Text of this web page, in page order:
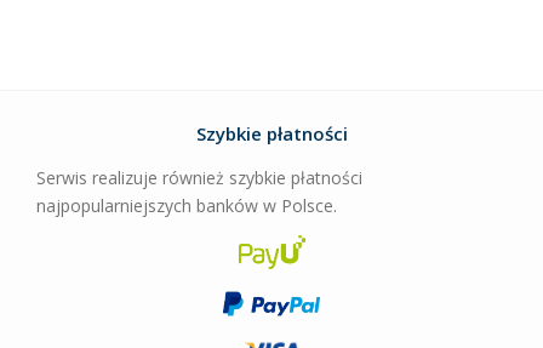
Szybkie płatności
Serwis realizuje również szybkie płatności
najpopularniejszych banków w Polsce.